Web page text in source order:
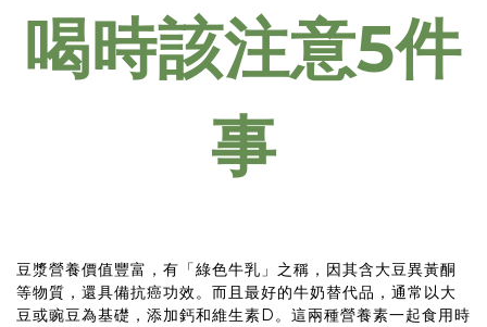
喝時該注意5件
事
豆漿營養價值豐富，有「綠色牛乳」之稱，因其含大豆異黃酮
等物質，還具備抗癌功效。而且最好的牛奶替代品，通常以大
豆或豌豆為基礎，添加鈣和維生素D。這兩種營養素一起食用時